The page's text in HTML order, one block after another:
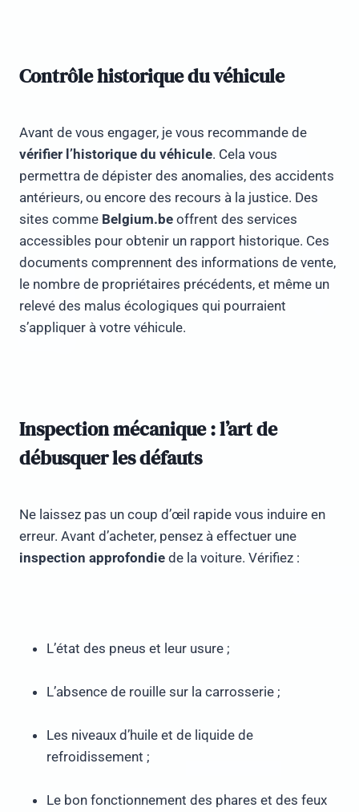
Contrôle historique du véhicule
Avant de vous engager, je vous recommande de
vérifier l’historique du véhicule. Cela vous
permettra de dépister des anomalies, des accidents
antérieurs, ou encore des recours à la justice. Des
sites comme Belgium.be offrent des services
accessibles pour obtenir un rapport historique. Ces
documents comprennent des informations de vente,
le nombre de propriétaires précédents, et même un
relevé des malus écologiques qui pourraient
s’appliquer à votre véhicule.
Inspection mécanique : l’art de
débusquer les défauts
Ne laissez pas un coup d’œil rapide vous induire en
erreur. Avant d’acheter, pensez à effectuer une
inspection approfondie de la voiture. Vérifiez :
L’état des pneus et leur usure ;
L’absence de rouille sur la carrosserie ;
Les niveaux d’huile et de liquide de
refroidissement ;
Le bon fonctionnement des phares et des feux